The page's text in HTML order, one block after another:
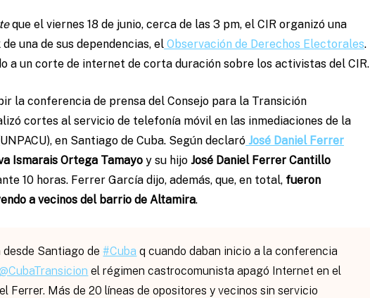
que el viernes 18 de junio, cerca de las 3 pm, el CIR organizó una
una de sus dependencias, el Observación de Derechos Electorales.
a un corte de internet de corta duración sobre los activistas del CIR.
la conferencia de prensa del Consejo para la Transición
cortes al servicio de telefonía móvil en las inmediaciones de la
en Santiago de Cuba. Según declaró José Daniel Ferrer
Ismarais Ortega Tamayo y su hijo José Daniel Ferrer Cantillo
10 horas. Ferrer García dijo, además, que, en total, fueron
a vecinos del barrio de Altamira.
desde Santiago de#Cuba q cuando daban inicio a la conferencia
el régimen castrocomunista apagó Internet en el
Ferrer. Más de 20 líneas de opositores y vecinos sin servicio